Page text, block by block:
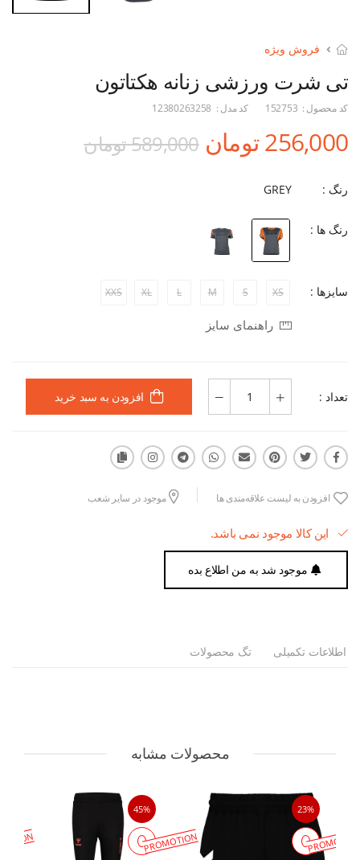
فروش ویژه
تی شرت ورزشی زنانه هکتاتون
کد محصول : 152753 کد مدل : 12380263258
256,000 تومان 589,000 تومان
رنگ : GREY
رنگ ها :
سایزها : XS
S
M
L
XL
XXS
راهنمای سایز
تعداد : افزودن به سبد خرید
افزودن به لیست علاقه‌مندی ها موجود در سایر شعب
این کالا موجود نمی باشد.
موجود شد به من اطلاع بده
اطلاعات تکمیلی تگ محصولات
محصولات مشابه
23%
45%
PROMOTION